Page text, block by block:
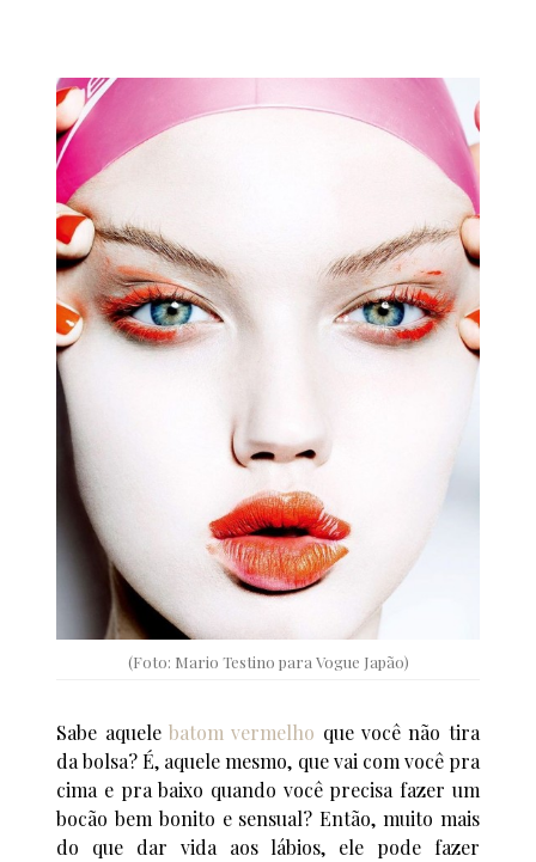
(Foto: Mario Testino para Vogue Japão)
Sabe aquele batom vermelho que você não tira
da bolsa? É, aquele mesmo, que vai com você pra
cima e pra baixo quando você precisa fazer um
bocão bem bonito e sensual? Então, muito mais
do que dar vida aos lábios, ele pode fazer